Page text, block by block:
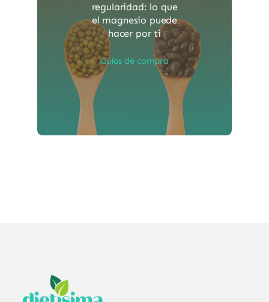
regularidad: lo que
el magnesio puede
hacer por ti
Guías de compra